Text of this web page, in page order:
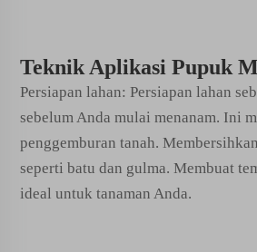
Teknik Aplikasi Pupuk
Persiapan lahan: Persiapan lahan
sebelum Anda mulai menanam. Ini
penggemburan tanah.
seperti batu dan gulma. Membuat
ideal untuk tanaman Anda.